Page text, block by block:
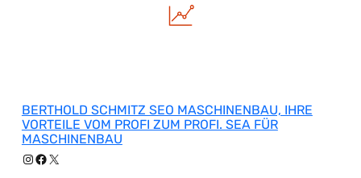
BERTHOLD SCHMITZ SEO MASCHINENBAU, IHRE
VORTEILE VOM PROFI ZUM PROFI. SEA FÜR
MASCHINENBAU
Instagram
Facebook
X